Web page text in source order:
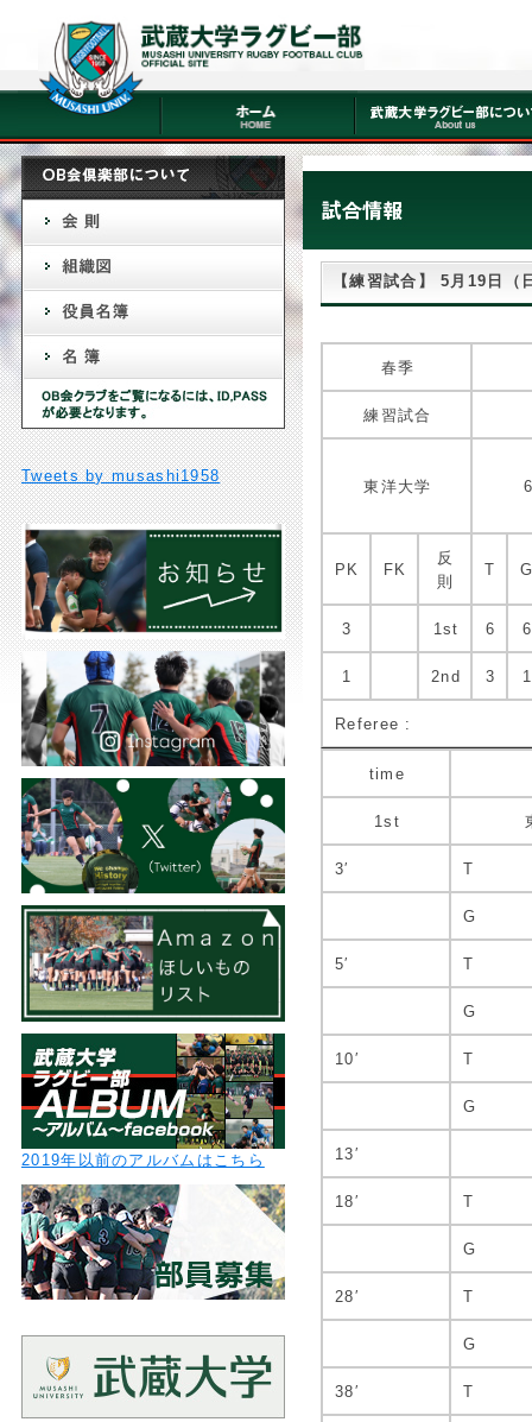
【練習試合】 5月19日
春季
練習試合
東洋大学
PK FK
反
則
T
3 1st 6 6
1 2nd 3 1
Referee :
time
1st
3′ T
G
5′ T
G
10′ T
G
13′
18′ T
G
28′ T
G
38′ T
Tweets by musashi1958
2019年以前のアルバムはこちら